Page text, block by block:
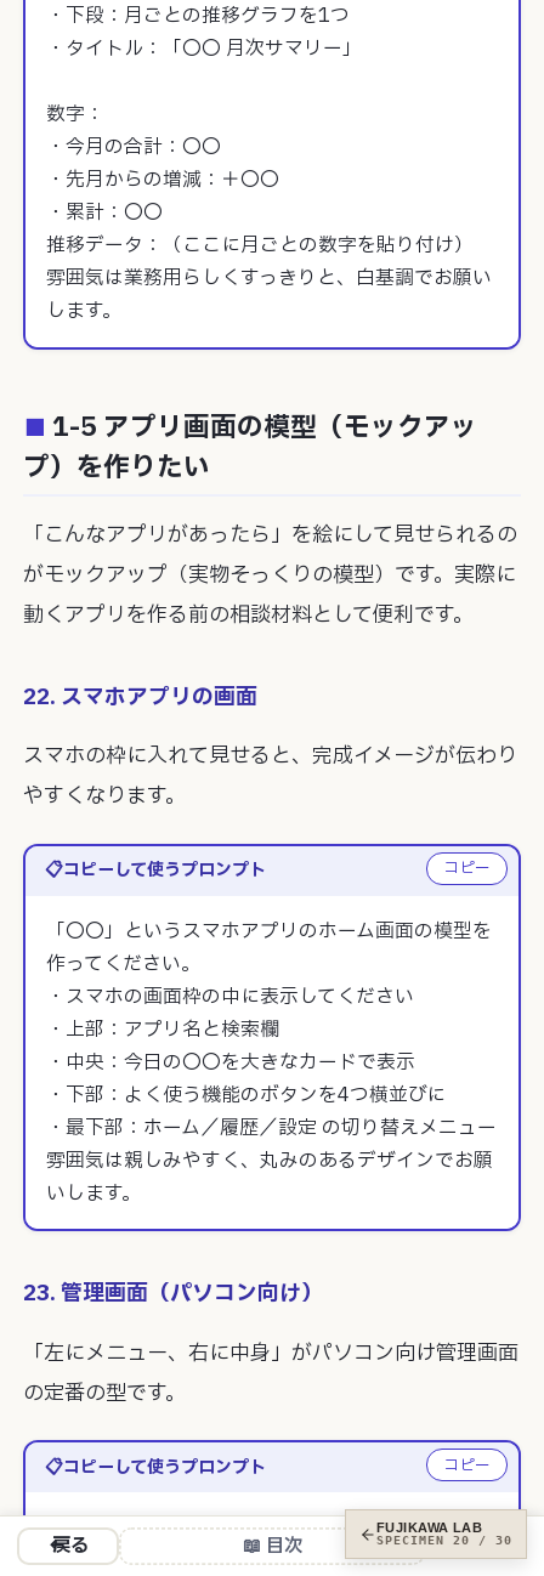
・下段：月ごとの推移グラフを1つ
・タイトル：「〇〇 月次サマリー」
数字：
・今月の合計：〇〇
・先月からの増減：＋〇〇
・累計：〇〇
推移データ：（ここに月ごとの数字を貼り付け）
雰囲気は業務用らしくすっきりと、白基調でお願い
します。
1-5 アプリ画面の模型（モックアッ
プ）を作りたい
「こんなアプリがあったら」を絵にして見せられるの
がモックアップ（実物そっくりの模型）です。実際に
動くアプリを作る前の相談材料として便利です。
22. スマホアプリの画面
スマホの枠に入れて見せると、完成イメージが伝わり
やすくなります。
コピーして使うプロンプト
「〇〇」というスマホアプリのホーム画面の模型を
作ってください。
・スマホの画面枠の中に表示してください
・上部：アプリ名と検索欄
・中央：今日の〇〇を大きなカードで表示
・下部：よく使う機能のボタンを4つ横並びに
・最下部：ホーム／履歴／設定 の切り替えメニュー
雰囲気は親しみやすく、丸みのあるデザインでお願
いします。
コピー
23. 管理画面（パソコン向け）
「左にメニュー、右に中身」がパソコン向け管理画面
の定番の型です。
コピーして使うプロンプト
「〇〇」を管理するためのパソコン向け管理画面の
模型を作ってください。
コピー
FUJIKAWA LAB
SPECIMEN 20 / 30
← 戻る 📖 目次